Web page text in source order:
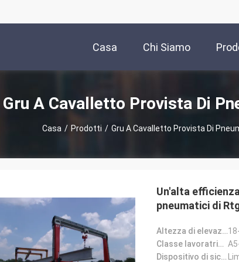
Casa Chi Siamo
Gru A Cavalletto Provista Di
Casa / Prodotti / Gru A Cavalletto Provista Di
Un'alta
pneumatici di
Altezza di elevazione:
Classe lavoratrice:
Dispositivo di sicurezza: